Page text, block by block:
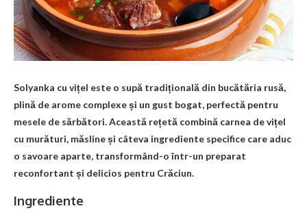
Solyanka cu vițel este o supă tradițională din bucătăria rusă,
plină de arome complexe și un gust bogat, perfectă pentru
mesele de sărbători. Această rețetă combină carnea de vițel
cu murături, măsline și câteva ingrediente specifice care aduc
o savoare aparte, transformând-o într-un preparat
reconfortant și delicios pentru Crăciun.
Ingrediente